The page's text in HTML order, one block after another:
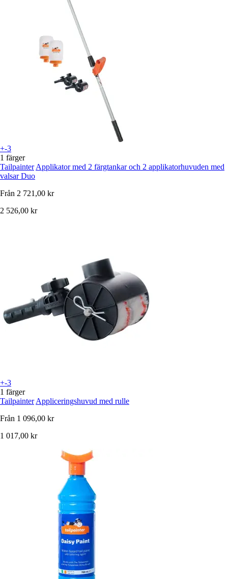
+-3
1 färger
Tailpainter Applikator med 2 färgtankar och 2 applikatorhuvuden med
valsar Duo
Från 2 721,00 kr
2 526,00 kr
+-3
1 färger
Tailpainter Appliceringshuvud med rulle
Från 1 096,00 kr
1 017,00 kr